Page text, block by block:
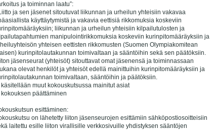
ja toiminnan laatu”:
ja sen jäsenet sitoutuvat liikunnan ja urheilun yhteisiin vakavaa
käyttäytymistä ja vakavia eettisiä rikkomuksia koskeviin
liikunnan ja urheilun yhteisiin kilpailutulosten ja
manipulointirikkomuksia koskeviin kurinpitomääräyksiin ja
yhteisen eettisten rikkomusten (Suomen Olympiakomitean
kurinpitolautakunnan toimivaltaan ja sääntöihin sekä sen päätöksiin.
jäsenseurat (yhteisöt) sitouttavat omat jäsenensä ja toiminnassaan
olevat henkilöt ja yhteisöt edellä mainittuihin kurinpitomääräyksiin ja
toimivaltaan, sääntöihin ja päätöksiin.
käsitellään muut kokouskutsussa mainitut asiat
kokouksen päättäminen
esittäminen:
on lähetetty liiton jäsenseurojen esittämiin sähköpostiosoitteisiin
laitettu esille liiton virallisille verkkosivuille yhdistyksen sääntöjen